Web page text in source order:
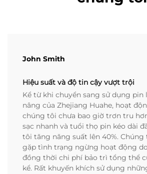
John Smith
Hiệu suất và độ tin cậy vượt trội
Kể từ khi chuyển sang sử dụng
nâng của Zhejiang Huahe, hoạt
chúng tôi chưa bao giờ trơn tru
sạc nhanh và tuổi thọ pin kéo dài
tôi tăng năng suất lên 40%.
gặp tình trạng ngừng hoạt động
đồng thời chi phí bảo trì tổng thể
kể. Rất khuyến khích sử dụng